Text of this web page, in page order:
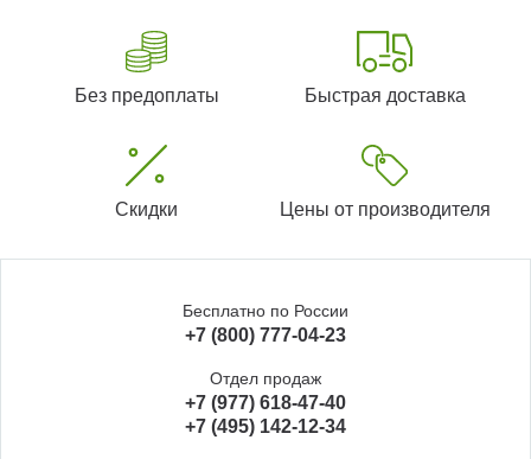
Без предоплаты Быстрая доставка
Скидки Цены от производителя
Бесплатно по России
+7 (800) 777-04-23
Отдел продаж
+7 (977) 618-47-40
+7 (495) 142-12-34